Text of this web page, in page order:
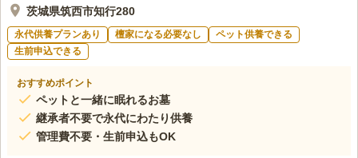
茨城県筑西市知行280
永代供養プランあり 檀家になる必要なし
ペット供養できる
生前申込できる
おすすめポイント
ペットと一緒に眠れるお墓
継承者不要で永代にわたり供養
管理費不要・生前申込もOK